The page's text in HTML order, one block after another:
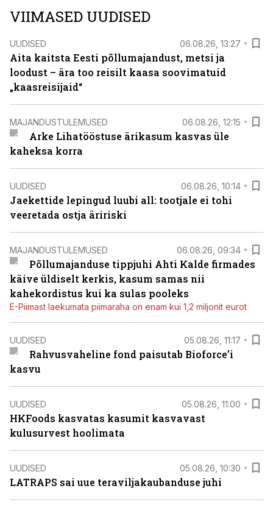
VIIMASED UUDISED
UUDISED 06.08.26, 13:27
Aita kaitsta Eesti põllumajandust, metsi ja
loodust – ära too reisilt kaasa soovimatuid
„kaasreisijaid“
MAJANDUSTULEMUSED 06.08.26, 12:15
Arke Lihatööstuse ärikasum kasvas üle
kaheksa korra
UUDISED 06.08.26, 10:14
Jaekettide lepingud luubi all: tootjale ei tohi
veeretada ostja äririski
MAJANDUSTULEMUSED 06.08.26, 09:34
Põllumajanduse tippjuhi Ahti Kalde firmades
käive üldiselt kerkis, kasum samas nii
kahekordistus kui ka sulas pooleks
E-Piimast laekumata piimaraha on enam kui 1,2 miljonit eurot
UUDISED 05.08.26, 11:17
Rahvusvaheline fond paisutab Bioforce’i
kasvu
UUDISED 05.08.26, 11:00
HKFoods kasvatas kasumit kasvavast
kulusurvest hoolimata
UUDISED 05.08.26, 10:30
LATRAPS sai uue teraviljakaubanduse juhi